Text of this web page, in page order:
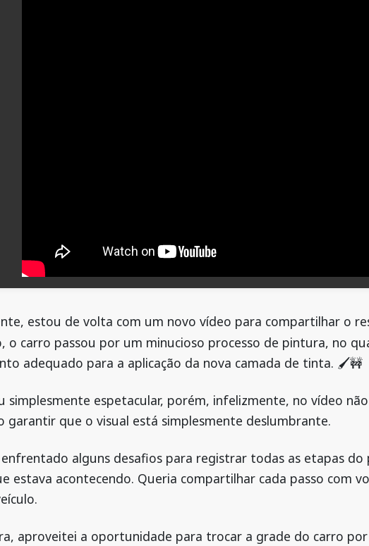
estou de volta com um novo vídeo para compartilhar o
o carro passou por um minucioso processo de pintura, no
adequado para a aplicação da nova camada de tinta. 🖌️🚧
simplesmente espetacular, porém, infelizmente, no vídeo
garantir que o visual está simplesmente deslumbrante.
alguns desafios para registrar todas as etapas
estava acontecendo. Queria compartilhar cada passo com
aproveitei a oportunidade para trocar a grade do carro